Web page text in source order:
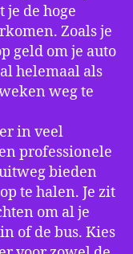
de hoge
Zoals je
geld om je auto
helemaal als
weg te
in veel
professionele
bieden
te halen. Je zit
om al je
of de bus. Kies